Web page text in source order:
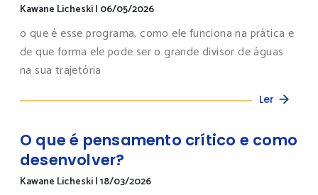
Kawane Licheski| 06/05/2026
o que é esse programa, como ele funciona na prática e
de que forma ele pode ser o grande divisor de águas
na sua trajetória
Ler
O que é pensamento crítico e como
desenvolver?
Kawane Licheski|18/03/2026